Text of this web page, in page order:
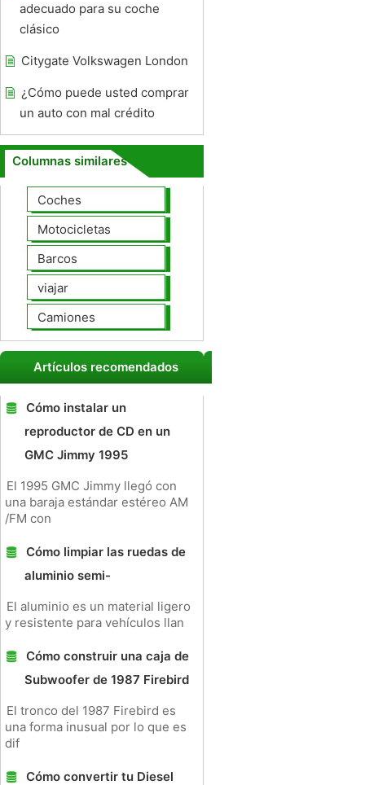
adecuado para su coche
clásico
Citygate Volkswagen London
¿Cómo puede usted comprar
un auto con mal crédito
Columnas similares
Coches
Motocicletas
Barcos
viajar
Camiones
Artículos recomendados
Cómo instalar un
reproductor de CD en un
GMC Jimmy 1995
El 1995 GMC Jimmy llegó con
una baraja estándar estéreo AM
/FM con
Cómo limpiar las ruedas de
aluminio semi-
El aluminio es un material ligero
y resistente para vehículos llan
Cómo construir una caja de
Subwoofer de 1987 Firebird
El tronco del 1987 Firebird es
una forma inusual por lo que es
dif
Cómo convertir tu Diesel